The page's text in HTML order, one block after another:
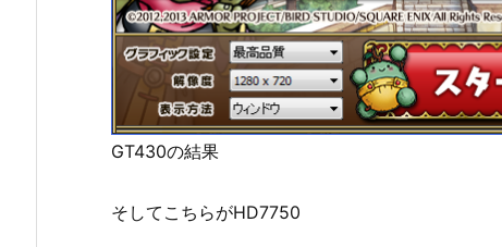
GT430の結果
そしてこちらがHD7750